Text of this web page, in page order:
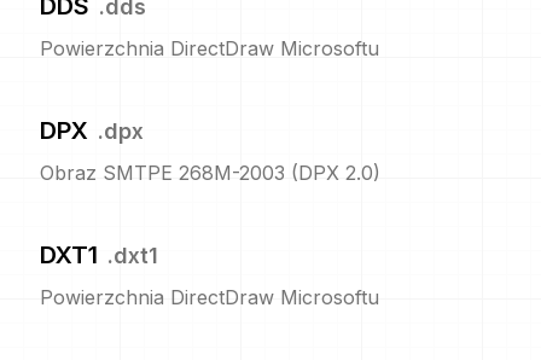
DDS .dds
Powierzchnia DirectDraw Microsoftu
DPX .dpx
Obraz SMTPE 268M-2003 (DPX 2.0)
DXT1 .dxt1
Powierzchnia DirectDraw Microsoftu